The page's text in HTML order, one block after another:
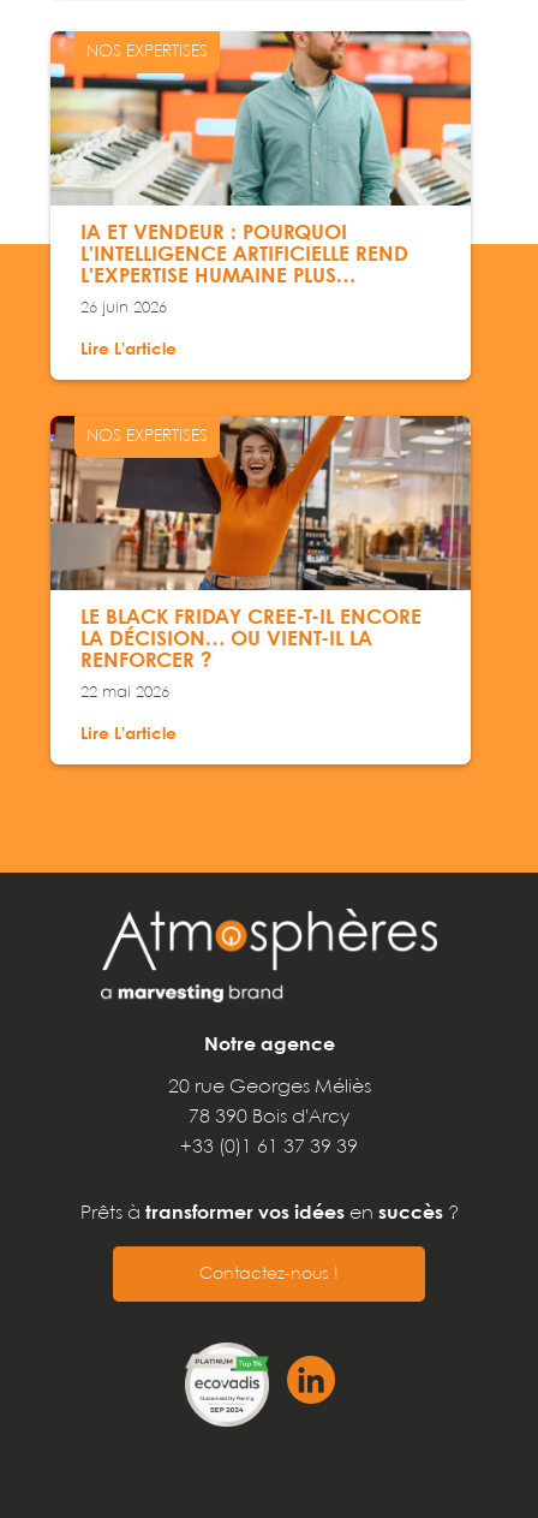
NOS EXPERTISES
IA ET VENDEUR : POURQUOI
L'INTELLIGENCE ARTIFICIELLE REND
L'EXPERTISE HUMAINE PLUS
IMPACTANTE
26 juin 2026
Lire L'article
NOS EXPERTISES
LE BLACK FRIDAY CRÉE-T-IL ENCORE
LA DÉCISION… OU VIENT-IL LA
RENFORCER ?
22 mai 2026
Lire L'article
Notre agence
20 rue Georges Méliès
78 390 Bois d'Arcy
+33 (0)1 61 37 39 39
Prêts à transformer vos idéesen succès?
Contactez-nous !